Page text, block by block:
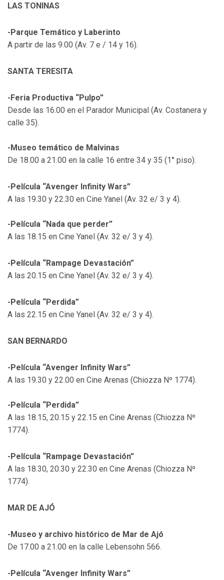
LAS TONINAS
-Parque Temático y Laberinto
A partir de las 9.00 (Av. 7 e / 14 y 16).
SANTA TERESITA
-Feria Productiva “Pulpo”
Desde las 16.00 en el Parador Municipal (Av. Costanera y
calle 35).
-Museo temático de Malvinas
De 18.00 a 21.00 en la calle 16 entre 34 y 35 (1° piso).
-Película “Avenger Infinity Wars”
A las 19.30 y 22.30 en Cine Yanel (Av. 32 e/ 3 y 4).
-Película “Nada que perder”
A las 18.15 en Cine Yanel (Av. 32 e/ 3 y 4).
-Película “Rampage Devastación”
A las 20.15 en Cine Yanel (Av. 32 e/ 3 y 4).
-Película “Perdida”
A las 22.15 en Cine Yanel (Av. 32 e/ 3 y 4).
SAN BERNARDO
-Película “Avenger Infinity Wars”
A las 19.30 y 22.00 en Cine Arenas (Chiozza Nº 1774).
-Película “Perdida”
A las 18.15, 20.15 y 22.15 en Cine Arenas (Chiozza Nº
1774).
-Película “Rampage Devastación”
A las 18.30, 20.30 y 22.30 en Cine Arenas (Chiozza Nº
1774).
MAR DE AJÓ
-Museo y archivo histórico de Mar de Ajó
De 17.00 a 21.00 en la calle Lebensohn 566.
-Película “Avenger Infinity Wars”